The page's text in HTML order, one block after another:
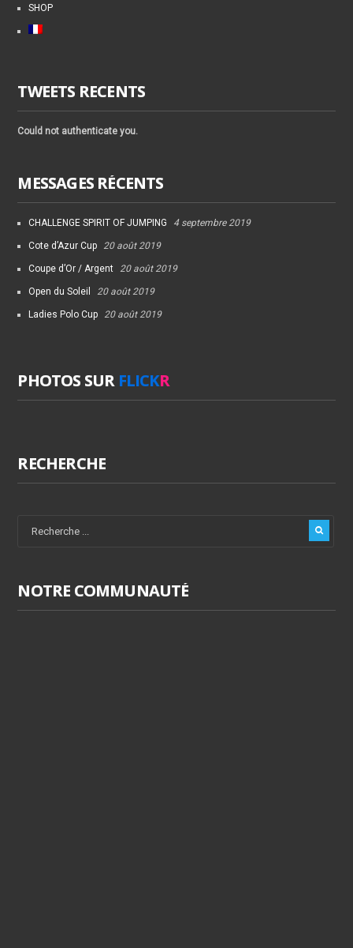
SHOP
TWEETS RECENTS
Could not authenticate you.
MESSAGES RÉCENTS
CHALLENGE SPIRIT OF JUMPING 4 septembre 2019
Cote d’Azur Cup 20 août 2019
Coupe d’Or / Argent 20 août 2019
Open du Soleil 20 août 2019
Ladies Polo Cup 20 août 2019
PHOTOS SUR FLICKR
RECHERCHE
NOTRE COMMUNAUTÉ